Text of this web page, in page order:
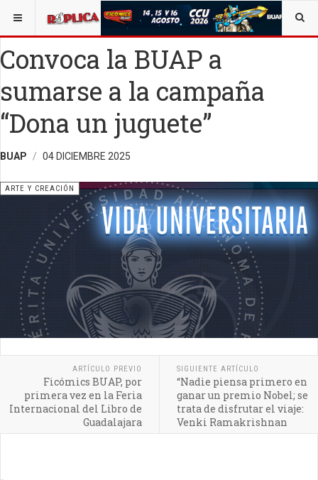
ESTÁ AQUÍ: ARTE
Convoca la BUAP a
sumarse a la campaña
“Dona un juguete”
BUAP 04 DICIEMBRE 2025
ARTE Y CREACIÓN
ARTÍCULO PREVIO
Ficómics BUAP, por
primera vez en la Feria
Internacional del Libro de
Guadalajara
SIGUIENTE ARTÍCULO
“Nadie piensa primero en
ganar un premio Nobel; se
trata de disfrutar el viaje:
Venki Ramakrishnan